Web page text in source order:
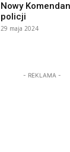
Nowy
policji
29 maja 2024
- REKLAMA -